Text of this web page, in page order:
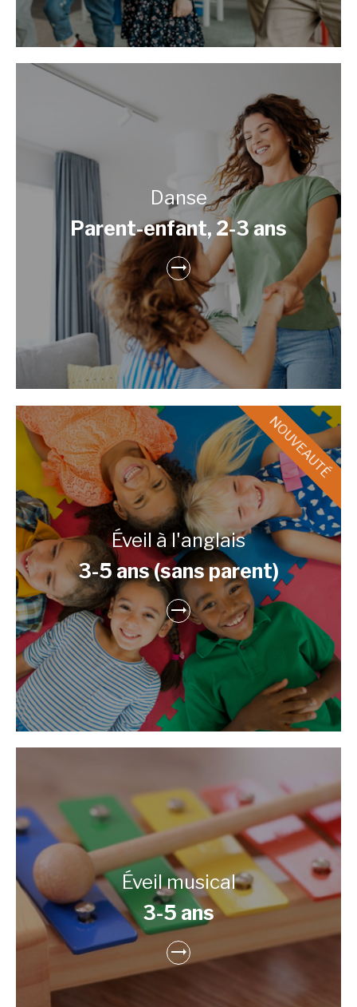
Danse
Parent-enfant, 2-3 ans
Éveil à l'anglais
3-5 ans (sans parent)
Éveil musical
3-5 ans